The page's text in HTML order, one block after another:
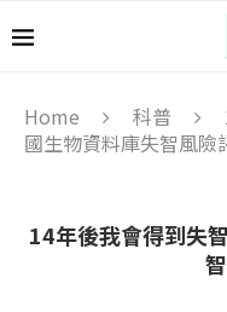
Home 科普
國生物資料庫失智風險
14年後我會得到失